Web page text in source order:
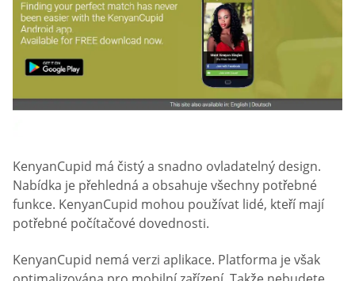
KenyanCupid má čistý a snadno ovladatelný design.
Nabídka je přehledná a obsahuje všechny potřebné
funkce. KenyanCupid mohou používat lidé, kteří mají
potřebné počítačové dovednosti.
KenyanCupid nemá verzi aplikace. Platforma je však